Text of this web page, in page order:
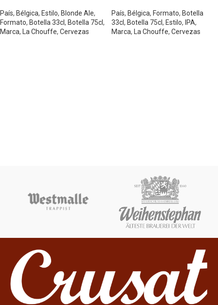
País, Bélgica, Estilo, Blonde Ale,
Formato, Botella 33cl, Botella 75cl,
Marca, La Chouffe, Cervezas
País, Bélgica, Formato, Botella
33cl, Botella 75cl, Estilo, IPA,
Marca, La Chouffe, Cervezas